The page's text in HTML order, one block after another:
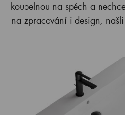
koupelnou na spěch a
na zpracování i design,